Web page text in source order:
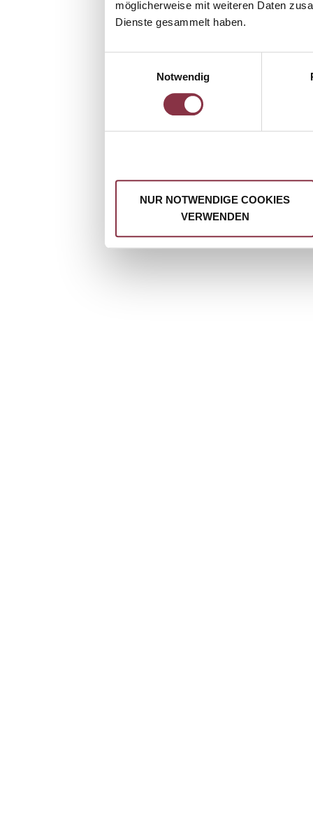
möglicherweise mit weiteren Daten
Dienste gesammelt haben.
Notwendig
NUR NOTWENDIGE COOKIES
VERWENDEN